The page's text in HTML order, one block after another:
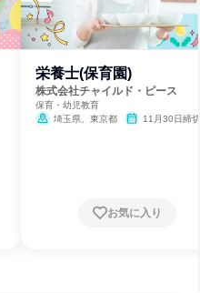
栄養士(保育園)
株式会社チャイルド・ピース
保育・幼児教育
埼玉県、東京都
11月30日締切
お気に入り